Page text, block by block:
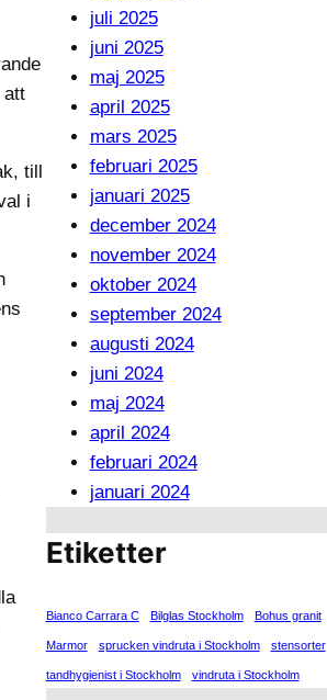
att
till
i
juli 2025
juni 2025
maj 2025
april 2025
mars 2025
februari 2025
januari 2025
december 2024
november 2024
oktober 2024
september 2024
augusti 2024
juni 2024
maj 2024
april 2024
februari 2024
januari 2024
Etiketter
Bianco Carrara C Bilglas Stockholm Bohus granit
Marmor sprucken vindruta i Stockholm stensorter
tandhygienist i Stockholm vindruta i Stockholm